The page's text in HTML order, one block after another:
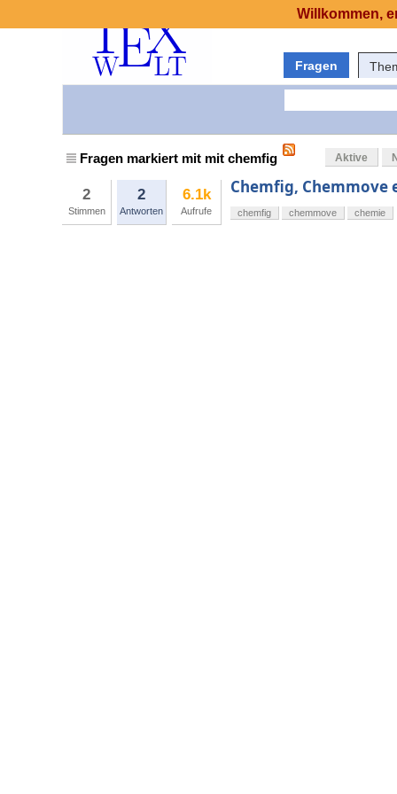
Fragen
Fragen markiert mit mit chemfig Aktive
2
Stimmen
2
Antworten
6.1k
Aufrufe
Chemfig,
chemfig chemmove chemie
Willkommen,